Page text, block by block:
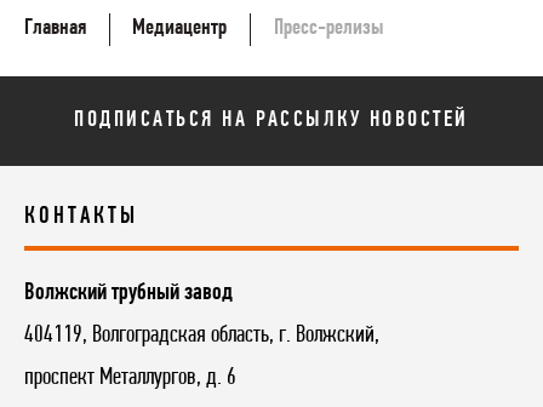
Главная Медиацентр Пресс-релизы
ПОДПИСАТЬСЯ НА РАССЫЛКУ НОВОСТЕЙ
КОНТАКТЫ
Волжский трубный завод
404119, Волгоградская область, г. Волжский,
проспект Металлургов, д. 6